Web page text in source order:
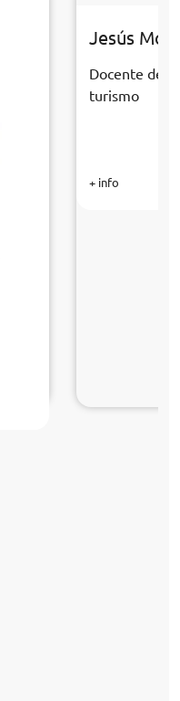
Jesús
Docente de
turismo
+ info